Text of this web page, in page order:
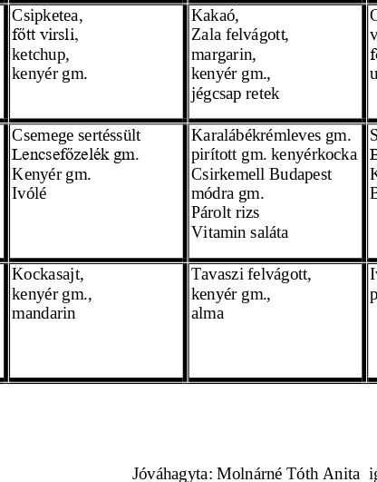
Csipketea,
főtt virsli,
ketchup,
kenyér gm.
Kakaó,
Zala felvágott,
margarin,
kenyér gm.,
jégcsap retek
Csemege sertéssült
Lencsefőzelék gm.
Kenyér gm.
Ivólé
Karalábékrémleves gm.
pirított gm. kenyérkocka
Csirkemell Budapest
módra gm.
Párolt rizs
Vitamin saláta
Kockasajt,
kenyér gm.,
mandarin
Tavaszi felvágott,
kenyér gm.,
alma
Jóváhagyta: Molnárné Tóth